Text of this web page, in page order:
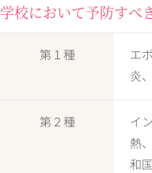
学校において予防すべ
第１種
エ
炎
第２種
イ
熱
和